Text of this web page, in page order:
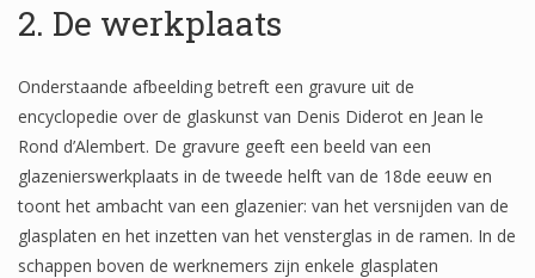
Publicaties
Over de onderzoeker
Literatuurlijst
2. De werkplaats
Onderstaande afbeelding betreft een gravure uit de
encyclopedie over de glaskunst van Denis Diderot en Jean le
Rond d’Alembert. De gravure geeft een beeld van een
glazenierswerkplaats in de tweede helft van de 18de eeuw en
toont het ambacht van een glazenier: van het versnijden van de
glasplaten en het inzetten van het vensterglas in de ramen. In de
schappen boven de werknemers zijn enkele glasplaten